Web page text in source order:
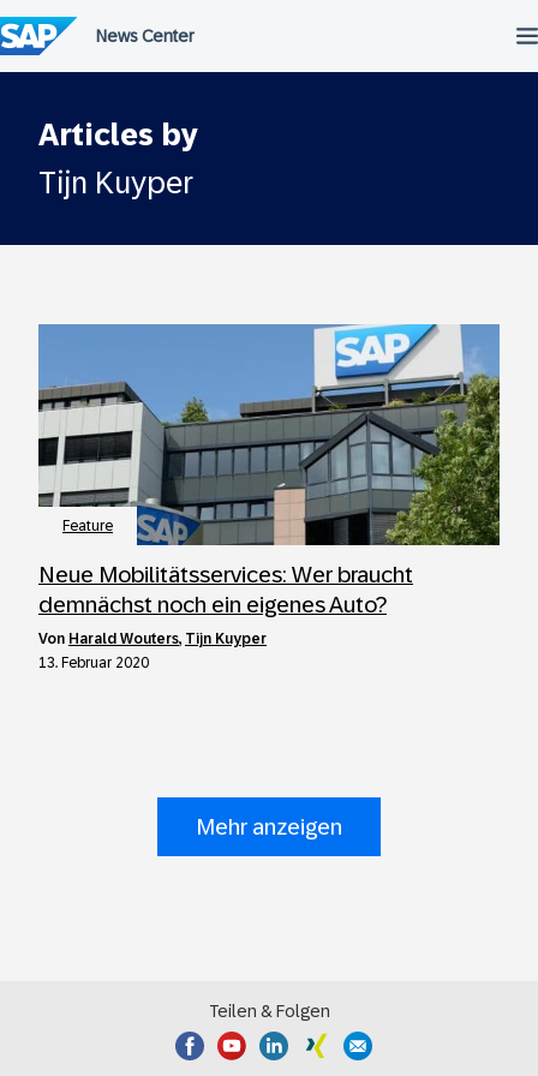
Articles by
Tijn Kuyper
Feature
Neue Mobilitätsservices: Wer braucht
demnächst noch ein eigenes Auto?
von Harald Wouters, Tijn Kuyper
13. Februar 2020
Mehr anzeigen
Teilen & Folgen